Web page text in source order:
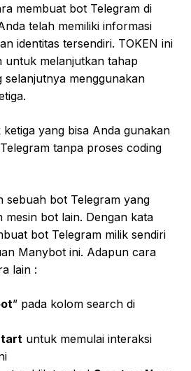
membuat bot Telegram di
telah memiliki informasi
identitas tersendiri. TOKEN ini
untuk melanjutkan tahap
menggunakan
yang bisa Anda gunakan
tanpa proses coding
sebuah bot Telegram yang
mesin bot lain. Dengan kata
bot Telegram milik sendiri
Manybot ini. Adapun cara
lain :
” pada kolom search di
untuk memulai interaksi